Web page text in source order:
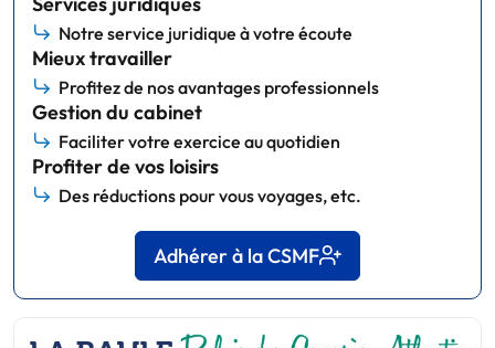
Notre service juridique à votre écoute
Mieux travailler
Profitez de nos avantages professionnels
Gestion du cabinet
Faciliter votre exercice au quotidien
Profiter de vos loisirs
Des réductions pour vous voyages, etc.
Adhérer à la CSMF